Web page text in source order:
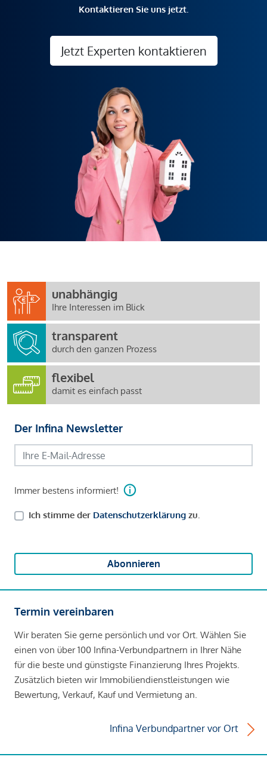
Kontaktieren Sie uns jetzt.
Jetzt Experten kontaktieren
unabhängig
Ihre Interessen im Blick
transparent
durch den ganzen Prozess
flexibel
damit es einfach passt
Der Infina Newsletter
Immer bestens informiert!
Ich stimme der Datenschutzerklärung zu.
Abonnieren
Termin vereinbaren
Wir beraten Sie gerne persönlich und vor Ort. Wählen Sie
einen von über 100 Infina-Verbundpartnern in Ihrer Nähe
für die beste und günstigste Finanzierung Ihres Projekts.
Zusätzlich bieten wir Immobiliendienstleistungen wie
Bewertung, Verkauf, Kauf und Vermietung an.
Infina Verbundpartner vor Ort